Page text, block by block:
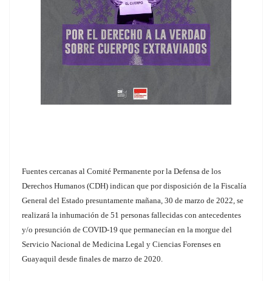
Fuentes cercanas al Comité Permanente por la Defensa de los
Derechos Humanos (CDH) indican que por disposición de la Fiscalía
General del Estado presuntamente mañana, 30 de marzo de 2022, se
realizará la inhumación de 51 personas fallecidas con antecedentes
y/o presunción de COVID-19 que permanecían en la morgue del
Servicio Nacional de Medicina Legal y Ciencias Forenses en
Guayaquil desde finales de marzo de 2020.